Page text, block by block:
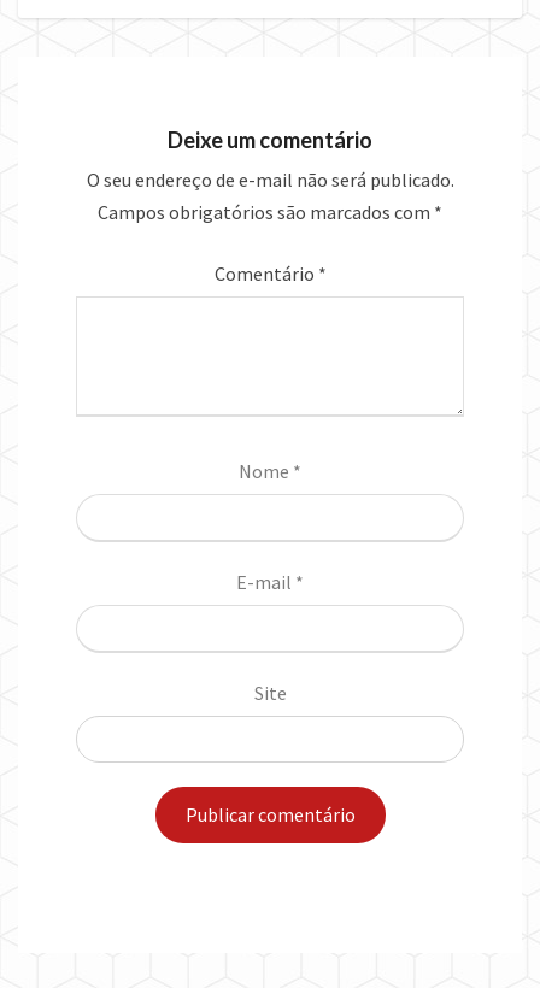
Deixe um comentário
O seu endereço de e-mail não será publicado.
Campos obrigatórios são marcados com *
Comentário *
Nome *
E-mail *
Site